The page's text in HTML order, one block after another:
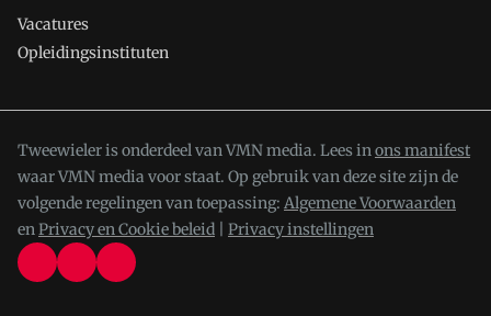
Vacatures
Opleidingsinstituten
Tweewieler is onderdeel van VMN media. Lees inons manifest
waar VMN media voor staat. Op gebruik van deze site zijn de
volgende regelingen van toepassing: Algemene Voorwaarden
enPrivacy en Cookie beleid Privacy instellingen